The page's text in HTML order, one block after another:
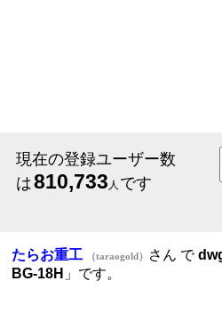
現在の登録ユーザー数
は810,733 人 です
たらお重工 （taraogold） さん で
BG-18H 」です。